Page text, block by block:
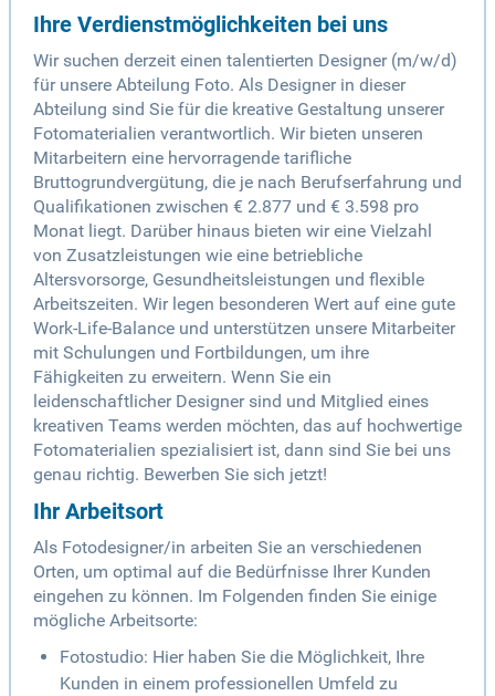
Ihre Verdienstmöglichkeiten bei uns
Wir suchen derzeit einen talentierten Designer (m/w/d)
für unsere Abteilung Foto. Als Designer in dieser
Abteilung sind Sie für die kreative Gestaltung unserer
Fotomaterialien verantwortlich. Wir bieten unseren
Mitarbeitern eine hervorragende tarifliche
Bruttogrundvergütung, die je nach Berufserfahrung und
Qualifikationen zwischen € 2.877 und € 3.598 pro
Monat liegt. Darüber hinaus bieten wir eine Vielzahl
von Zusatzleistungen wie eine betriebliche
Altersvorsorge, Gesundheitsleistungen und flexible
Arbeitszeiten. Wir legen besonderen Wert auf eine gute
Work-Life-Balance und unterstützen unsere Mitarbeiter
mit Schulungen und Fortbildungen, um ihre
Fähigkeiten zu erweitern. Wenn Sie ein
leidenschaftlicher Designer sind und Mitglied eines
kreativen Teams werden möchten, das auf hochwertige
Fotomaterialien spezialisiert ist, dann sind Sie bei uns
genau richtig. Bewerben Sie sich jetzt!
Ihr Arbeitsort
Als Fotodesigner/in arbeiten Sie an verschiedenen
Orten, um optimal auf die Bedürfnisse Ihrer Kunden
eingehen zu können. Im Folgenden finden Sie einige
mögliche Arbeitsorte:
Fotostudio: Hier haben Sie die Möglichkeit, Ihre
Kunden in einem professionellen Umfeld zu